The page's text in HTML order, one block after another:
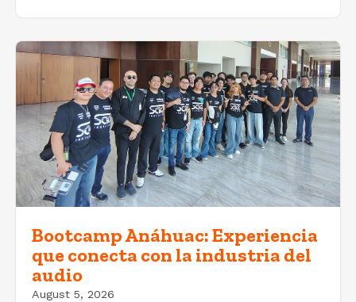
Bootcamp Anáhuac: Experiencia
que conecta con la industria del
audio
August 5, 2026